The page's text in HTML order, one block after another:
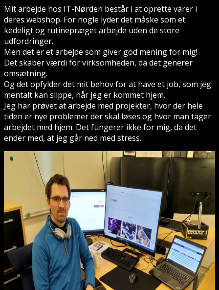
Mit arbejde hos IT-Nørden består i at oprette varer i
deres webshop. For nogle lyder det måske som et
kedeligt og rutinepræget arbejde uden de store
udfordringer.
Men det er et arbejde som giver god mening for mig!
Det skaber værdi for virksomheden, da det generer
omsætning.
Og det opfylder det mit behov for at have et job, som jeg
mentalt kan slippe, når jeg er kommet hjem.
Jeg har prøvet at arbejde med projekter, hvor der hele
tiden er nye problemer der skal løses og hvor man tager
arbejdet med hjem. Det fungerer ikke for mig, da det
ender med, at jeg går ned med stress.